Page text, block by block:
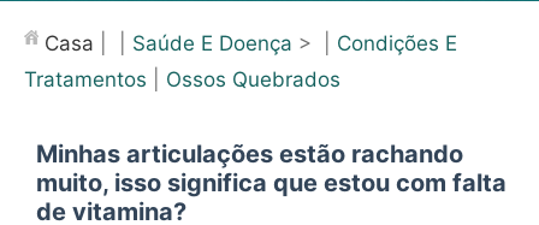
Saúde
Casa Saúde E Doença > | Condições E
Tratamentos
Ossos Quebrados
Minhas articulações estão rachando
muito, isso significa que estou com falta
de vitamina?